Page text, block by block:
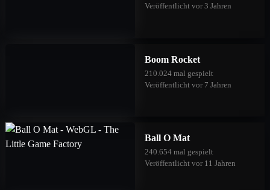
Veröffentlicht vor 3 Jahren
Boom Rocket
210.024 mal gespielt
Veröffentlicht vor 7 Jahren
Ball O Mat
240.654 mal gespielt
Veröffentlicht vor 11 Jahren